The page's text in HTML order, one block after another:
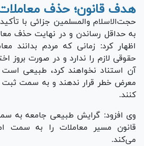
هدف قانون؛ حذف
حجت‌الاسلام والمسلمین جزائی با
به حداقل رساندن و در نهایت حذف
اظهار کرد: زمانی که مردم بدانند
حقوقی لازم را ندارد و در صورت بروز
آن استناد نخواهند کرد، طبیعی است
معرض خطر قرار ندهند و به سمت
کنند.
وی افزود: گرایش طبیعی جامعه به
قانون مسیر معاملات را به سمت
می‌کند.